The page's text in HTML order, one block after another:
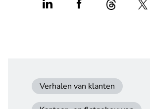
Verhalen van klanten